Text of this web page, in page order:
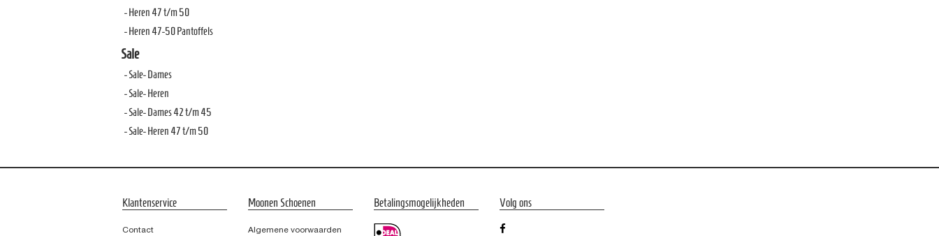
- Heren 47 t/m 50
- Heren 47-50 Pantoffels
Sale
- Sale- Dames
- Sale- Heren
- Sale- Dames 42 t/m 45
- Sale- Heren 47 t/m 50
Klantenservice
Contact
Moonen Schoenen
Algemene voorwaarden
Betalingsmogelijkheden Volg ons